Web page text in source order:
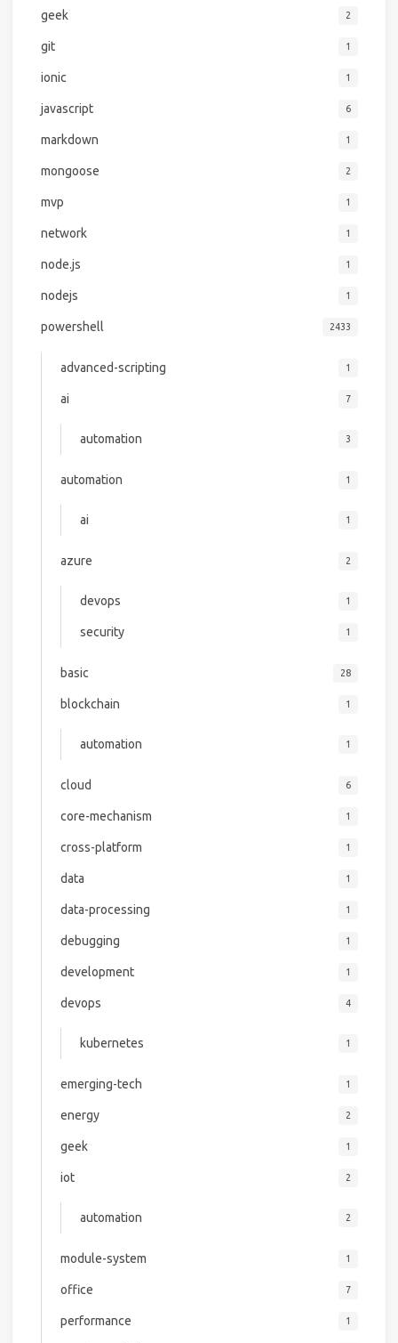
geek 2
git 1
ionic 1
javascript 6
markdown 1
mongoose 2
mvp 1
network 1
node.js 1
nodejs 1
powershell 2433
advanced-scripting 1
ai 7
automation 3
automation 1
ai 1
azure 2
devops 1
security 1
basic 28
blockchain 1
automation 1
cloud 6
core-mechanism 1
cross-platform 1
data 1
data-processing 1
debugging 1
development 1
devops 4
kubernetes 1
emerging-tech 1
energy 2
geek 1
iot 2
automation 2
module-system 1
office 7
performance 1